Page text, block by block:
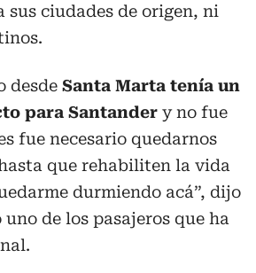
sus ciudades de origen, ni
desde Santa Marta tenía un
para Santander y no fue
fue necesario quedarnos
que rehabiliten la vida
durmiendo acá”, dijo
de los pasajeros que ha